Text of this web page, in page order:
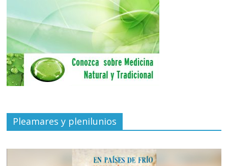
Pleamares y plenilunios